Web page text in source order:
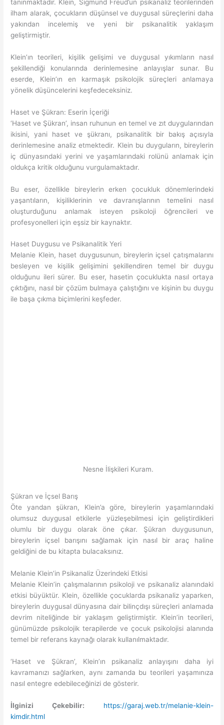
tanınmaktadır. Klein, Sigmund Freud’un psikanaliz teorilerinden
ilham alarak, çocukların düşünsel ve duygusal süreçlerini daha
yakından incelemiş ve yeni bir psikanalitik yaklaşım
geliştirmiştir.
Klein’ın teorileri, kişilik gelişimi ve duygusal yıkımların nasıl
şekillendiği konularında derinlemesine anlayışlar sunar. Bu
eserde, Klein’ın en karmaşık psikolojik süreçleri anlamaya
yönelik düşüncelerini keşfedeceksiniz.
Haset ve Şükran: Eserin İçeriği
‘Haset ve Şükran’, insan ruhunun en temel ve zıt duygularından
ikisini, yani haset ve şükranı, psikanalitik bir bakış açısıyla
derinlemesine analiz etmektedir. Klein bu duyguların, bireylerin
iç dünyasındaki yerini ve yaşamlarındaki rolünü anlamak için
oldukça kritik olduğunu vurgulamaktadır.
Bu eser, özellikle bireylerin erken çocukluk dönemlerindeki
yaşantıların, kişiliklerinin ve davranışlarının temelini nasıl
oluşturduğunu anlamak isteyen psikoloji öğrencileri ve
profesyonelleri için eşsiz bir kaynaktır.
Haset Duygusu ve Psikanalitik Yeri
Melanie Klein, haset duygusunun, bireylerin içsel çatışmalarını
besleyen ve kişilik gelişimini şekillendiren temel bir duygu
olduğunu ileri sürer. Bu eser, hasetin çocuklukta nasıl ortaya
çıktığını, nasıl bir çözüm bulmaya çalıştığını ve kişinin bu duygu
ile başa çıkma biçimlerini keşfeder.
Nesne İlişkileri Kuram.
Şükran ve İçsel Barış
Öte yandan şükran, Klein’a göre, bireylerin yaşamlarındaki
olumsuz duygusal etkilerle yüzleşebilmesi için geliştirdikleri
olumlu bir duygu olarak öne çıkar. Şükran duygusunun,
bireylerin içsel barışını sağlamak için nasıl bir araç haline
geldiğini de bu kitapta bulacaksınız.
Melanie Klein’in Psikanaliz Üzerindeki Etkisi
Melanie Klein’in çalışmalarının psikoloji ve psikanaliz alanındaki
etkisi büyüktür. Klein, özellikle çocuklarda psikanaliz yaparken,
bireylerin duygusal dünyasına dair bilinçdışı süreçleri anlamada
devrim niteliğinde bir yaklaşım geliştirmiştir. Klein’in teorileri,
günümüzde psikolojik terapilerde ve çocuk psikolojisi alanında
temel bir referans kaynağı olarak kullanılmaktadır.
‘Haset ve Şükran’, Klein’ın psikanaliz anlayışını daha iyi
kavramanızı sağlarken, aynı zamanda bu teorileri yaşamınıza
nasıl entegre edebileceğinizi de gösterir.
İlginizi Çekebilir:
https://garaj.web.tr/melanie-klein-
kimdir.html